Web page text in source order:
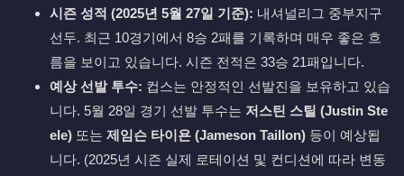
시즌 성적 (2025년 5월 27일 기준): 내셔널리그 중부지구
선두. 최근 10경기에서 8승 2패를 기록하며 매우 좋은 흐
름을 보이고 있습니다. 시즌 전적은 33승 21패입니다.
예상 선발 투수: 컵스는 안정적인 선발진을 보유하고 있습
니다. 5월 28일 경기 선발 투수는 저스틴 스틸 (Justin Ste
ele) 또는 제임슨 타이욘 (Jameson Taillon) 등이 예상됩
니다. (2025년 시즌 실제 로테이션 및 컨디션에 따라 변동